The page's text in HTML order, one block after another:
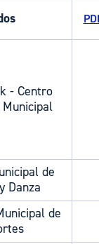
- Centro
de
Danza
de